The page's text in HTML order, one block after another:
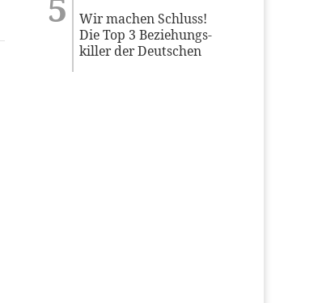
Wir machen Schluss!
Die Top 3 Beziehungs-
killer der Deutschen